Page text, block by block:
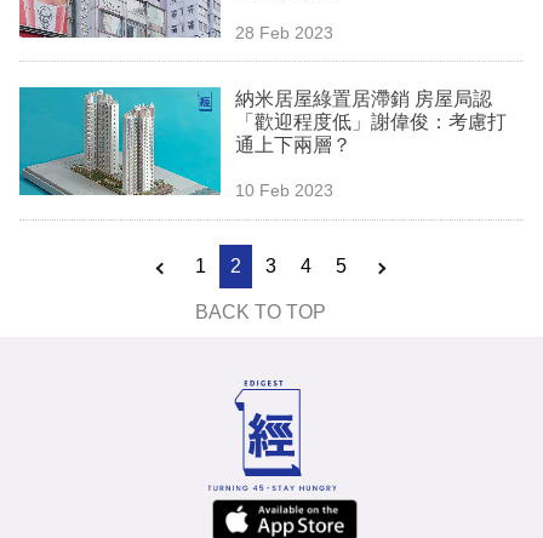
28 Feb 2023
納米居屋綠置居滯銷 房屋局認
「歡迎程度低」謝偉俊：考慮打
通上下兩層？
10 Feb 2023
1 2 3 4 5
BACK TO TOP